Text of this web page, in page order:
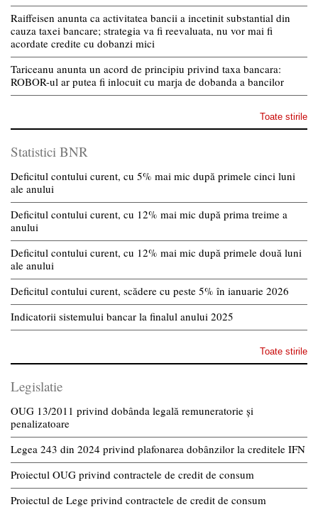
Raiffeisen anunta ca activitatea bancii a incetinit substantial din
cauza taxei bancare; strategia va fi reevaluata, nu vor mai fi
acordate credite cu dobanzi mici
Tariceanu anunta un acord de principiu privind taxa bancara:
ROBOR-ul ar putea fi inlocuit cu marja de dobanda a bancilor
Toate stirile
Statistici BNR
Deficitul contului curent, cu 5% mai mic după primele cinci luni
ale anului
Deficitul contului curent, cu 12% mai mic după prima treime a
anului
Deficitul contului curent, cu 12% mai mic după primele două luni
ale anului
Deficitul contului curent, scădere cu peste 5% în ianuarie 2026
Indicatorii sistemului bancar la finalul anului 2025
Toate stirile
Legislatie
OUG 13/2011 privind dobânda legală remuneratorie și
penalizatoare
Legea 243 din 2024 privind plafonarea dobânzilor la creditele IFN
Proiectul OUG privind contractele de credit de consum
Proiectul de Lege privind contractele de credit de consum